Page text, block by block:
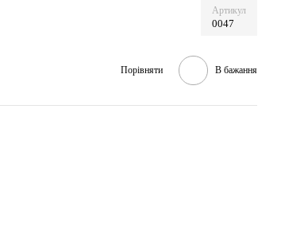
Артикул
0047
Порівняти В бажання